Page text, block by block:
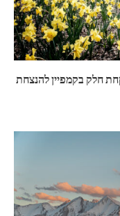
חלק בקמפיין להנצחת